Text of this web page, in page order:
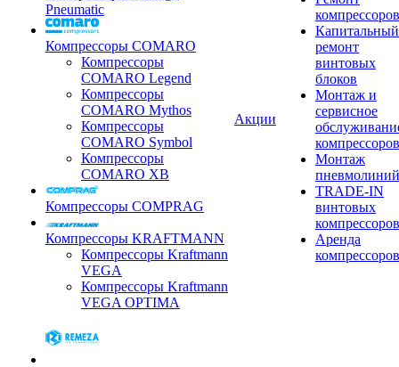
Pneumatic
Компрессоры COMARO
Компрессоры
COMARO Legend
Компрессоры
COMARO Mythos
Компрессоры
COMARO Symbol
Компрессоры
COMARO XB
Компрессоры COMPRAG
Компрессоры KRAFTMANN
Компрессоры Kraftmann
VEGA
Компрессоры Kraftmann
VEGA OPTIMA
Акции
компрессоров
Капитальный
ремонт
винтовых
блоков
Монтаж и
сервисное
компрессоров
Монтаж
пневмолиний
TRADE-IN
винтовых
компрессоров
Аренда
компрессоров